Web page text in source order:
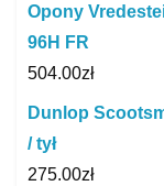
Opony
96H FR
504.00zł
Dunlop
/ tył
275.00zł